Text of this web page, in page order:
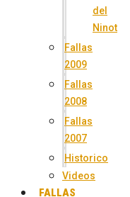
del
Ninot
Fallas
2009
Fallas
2008
Fallas
2007
Historico
Videos
FALLAS